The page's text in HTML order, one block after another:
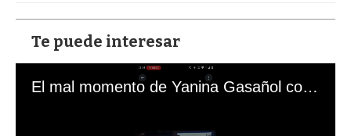
Te puede interesar
El mal momento de Yanina Gasañol con un hincha argentino en "Subrayado"